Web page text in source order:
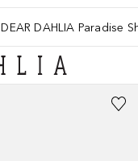
DEAR DAHLIA Paradise